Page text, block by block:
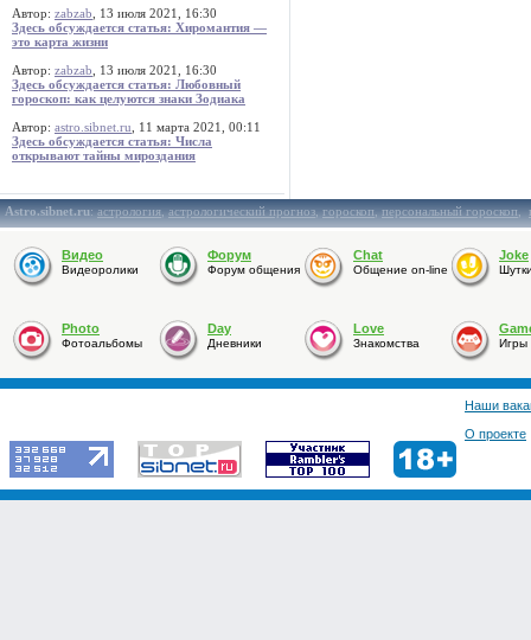
Автор: zabzab , 13 июля 2021, 16:30
Здесь обсуждается статья: Хиромантия —
это карта жизни
Автор: zabzab , 13 июля 2021, 16:30
Здесь обсуждается статья: Любовный
гороскоп: как целуются знаки Зодиака
Автор: astro.sibnet.ru , 11 марта 2021, 00:11
Здесь обсуждается статья: Числа
открывают тайны мироздания
Astro.sibnet.ru:астрология,астрологический прогноз,гороскоп,персональный гороскоп,
Видео
Видеоролики
Форум
Форум общения
Chat
Общение on-line
Joke
Photo
Фотоальбомы
Day
Дневники
Love
Знакомства Игры
Наши
О проекте